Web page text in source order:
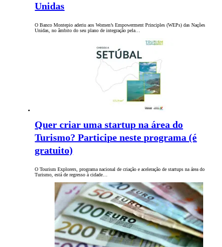
Unidas
O Banco Montepio aderiu aos Women’s Empowerment Principles (WEPs) das Nações
Unidas, no âmbito do seu plano de integração pela…
Quer criar uma startup na área do
Turismo? Participe neste programa (é
gratuito)
O Tourism Explorers, programa nacional de criação e aceleração de startups na área do
Turismo, está de regresso à cidade…